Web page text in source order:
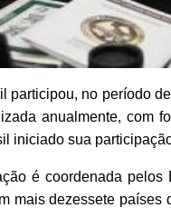
participou, no período
anualmente, com
iniciado sua
é coordenada
mais dezessete países